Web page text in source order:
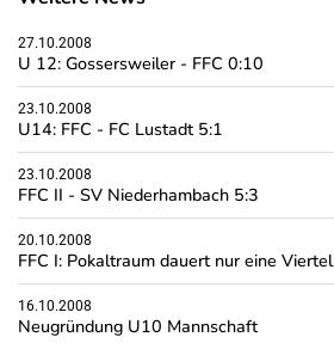
27.10.2008
U 12: Gossersweiler - FFC 0:10
23.10.2008
U14: FFC - FC Lustadt 5:1
23.10.2008
FFC II - SV Niederhambach 5:3
20.10.2008
FFC I: Pokaltraum dauert nur eine
16.10.2008
Neugründung U10 Mannschaft